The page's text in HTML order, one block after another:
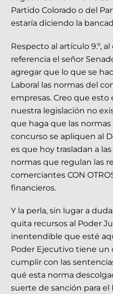
Partido Colorado o del
estaría diciendo la
Respecto al artículo 9.º,
referencia el señor
agregar que lo que se
Laboral las normas del
empresas. Creo que
nuestra legislación no
que haga que las
concurso se apliquen al
es que hoy trasladan a
normas que regulan las
comerciantes CON
financieros.
Y la perla, sin lugar a
quita recursos al Poder
inentendible que esté
Poder Ejecutivo tiene
cumplir con las
qué esta norma
suerte de sanción para el